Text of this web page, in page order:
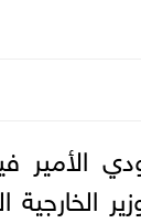
الخارجية